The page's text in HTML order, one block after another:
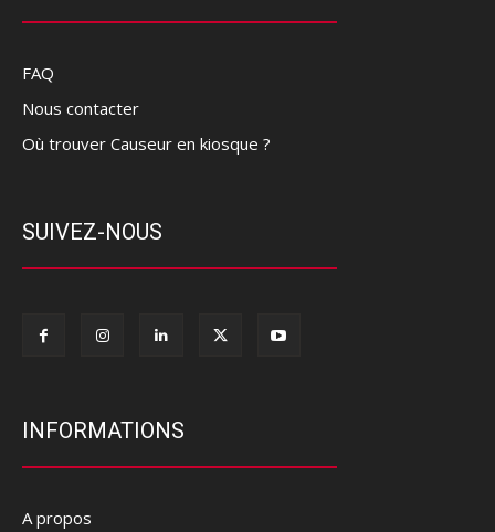
FAQ
Nous contacter
Où trouver Causeur en kiosque ?
SUIVEZ-NOUS
INFORMATIONS
A propos